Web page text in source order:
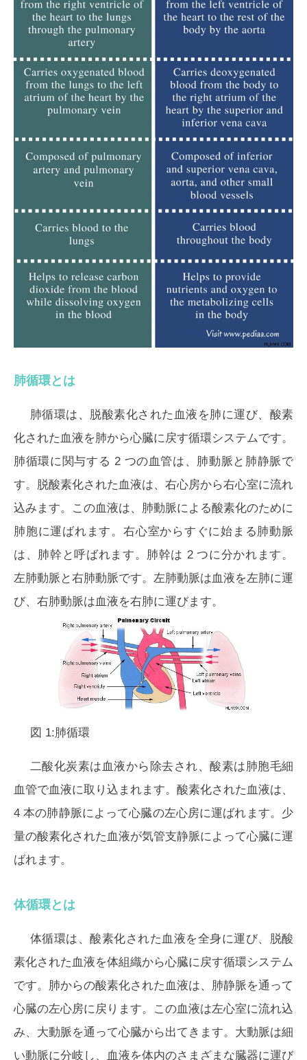
肺循環とは
肺循環は、脱酸素化された血液を肺に運び、酸素
化された血液を肺から心臓に戻す循環システムです。
肺循環に関与する 2 つの血管は、肺動脈と肺静脈で
す。脱酸素化された血液は、右心房から右心室に流れ
込みます。この血液は、肺動脈による酸素化のために
肺胞に運ばれます。右心室からすぐに始まる肺動脈
は、肺幹と呼ばれます。肺幹は 2 つに分かれます。
左肺動脈と右肺動脈です。左肺動脈は血液を左肺に運
び、右肺動脈は血液を右肺に運びます。
図 1:肺循環
二酸化炭素は血液から除去され、酸素は肺胞毛細
血管で血液に取り込まれます。酸素化された血液は、
4 本の肺静脈によって心臓の左心房に運ばれます。少
量の酸素化された血液が気管支静脈によって心臓に運
ばれます。
体循環とは
体循環は、酸素化された血液を全身に運び、脱酸
素化された血液を体組織から心臓に戻す循環システム
です。肺からの酸素化された血液は、肺静脈を通って
心臓の左心房に戻ります。この血液は左心室に流れ込
み、大動脈を通って心臓から出てきます。大動脈は細
い動脈に分岐し、血液を体内のさまざまな臓器に運び